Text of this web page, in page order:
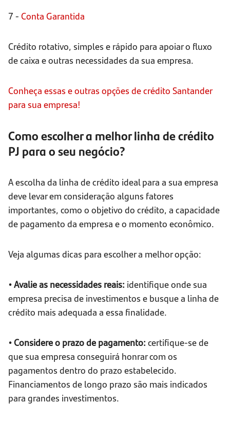
7 - Conta Garantida
Crédito rotativo, simples e rápido para apoiar o fluxo
de caixa e outras necessidades da sua empresa.
Conheça essas e outras opções de crédito Santander
para sua empresa!
Como escolher a melhor linha de crédito
PJ para o seu negócio?
A escolha da linha de crédito ideal para a sua empresa
deve levar em consideração alguns fatores
importantes, como o objetivo do crédito, a capacidade
de pagamento da empresa e o momento econômico.
Veja algumas dicas para escolher a melhor opção:
• Avalie as necessidades reais: identifique onde sua
empresa precisa de investimentos e busque a linha de
crédito mais adequada a essa finalidade.
• Considere o prazo de pagamento: certifique-se de
que sua empresa conseguirá honrar com os
pagamentos dentro do prazo estabelecido.
Financiamentos de longo prazo são mais indicados
para grandes investimentos.